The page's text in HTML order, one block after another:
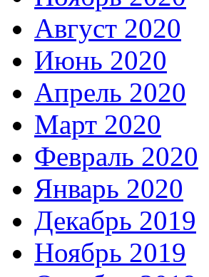
Август 2020
Июнь 2020
Апрель 2020
Март 2020
Февраль 2020
Январь 2020
Декабрь 2019
Ноябрь 2019